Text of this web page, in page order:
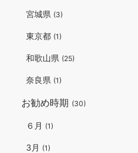
宮城県 (3)
東京都 (1)
和歌山県 (25)
奈良県 (1)
お勧め時期 (30)
６月 (1)
3月 (1)